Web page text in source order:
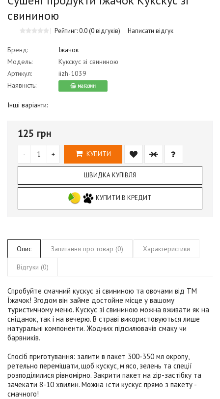
свининою
Рейтинг: 0.0(0 відгуків) Написати відгук
Бренд:
Їжачок
Модель:
Кукскус зі свининою
Артикул:
iizh-1039
Наявність:
магазин
Інші варіанти:
125 грн
- + КУПИТИ
ШВИДКА КУПІВЛЯ
КУПИТИ В КРЕДИТ
Опис Запитання про товар (0) Характеристики
Відгуки (0)
Спробуйте смачний кускус зі свининою та овочами від ТМ
Їжачок! Згодом він займе достойне місце у вашому
туристичному меню. Кускус зі свининою можна вживати як на
сніданок, так і на вечерю. В страві використовуються лише
натуральні компоненти. Жодних підсилювачів смаку чи
барвників.
Спосіб приготування: залити в пакет 300-350 мл окропу,
ретельно перемішати, щоб кускус, м'ясо, зелень та спеції
розподілилися рівномірно. Закрити пакет на zip-застібку та
зачекати 8-10 хвилин. Можна їсти кускус прямо з пакету -
смачного!